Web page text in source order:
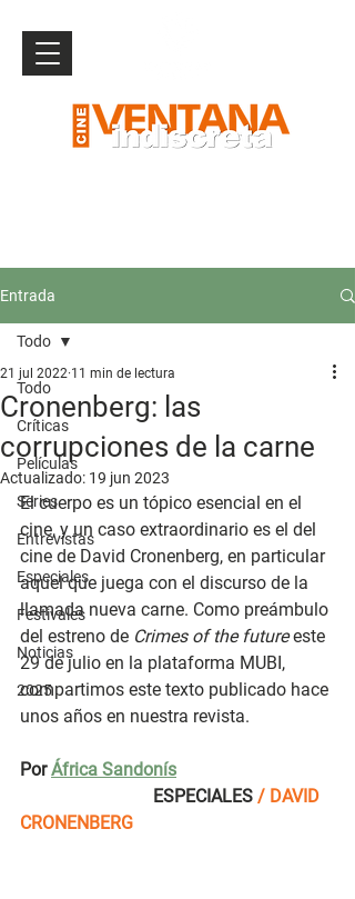
Entrada
Todo
Críticas
Películas
Series
Entrevistas
Especiales
Festivales
Noticias
2025
Todo
Cronenberg: las
corrupciones de la carne
21 jul 2022 11 min de lectura
Actualizado: 19 jun 2023
El cuerpo es un tópico esencial en el
cine, y un caso extraordinario es el del
cine de David Cronenberg, en particular
aquel que juega con el discurso de la
llamada nueva carne. Como preámbulo
del estreno de Crimes of the future este
29 de julio en la plataforma MUBI,
compartimos este texto publicado hace
unos años en nuestra revista.
Por África Sandonís
                              ESPECIALES
/ DAVID
CRONENBERG